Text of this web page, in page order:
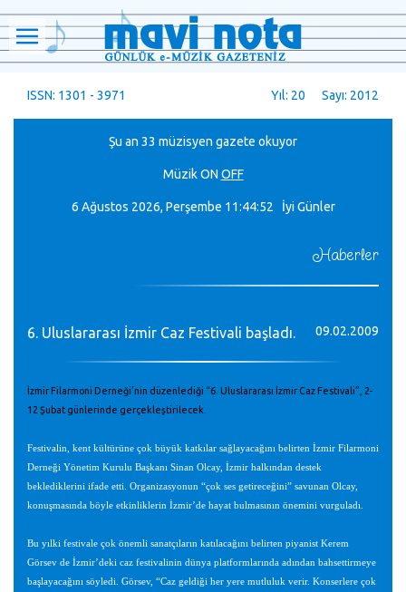
ISSN: 1301 - 3971 Yıl: 20 Sayı: 2012
Şu an 33 müzisyen gazete okuyor
MüzikON OFF
6 Ağustos 2026, Perşembe 11:44:53 İyi Günler
Haberler
6. Uluslararası İzmir Caz Festivali başladı. 09.02.2009
İzmir Filarmoni Derneği’nin düzenlediği “6. Uluslararası İzmir Caz Festivali”, 2-
12 Şubat günlerinde gerçekleştirilecek.
Festivalin, kent kültürüne çok büyük katkılar sağlayacağını belirten İzmir Filarmoni
Derneği Yönetim Kurulu Başkanı Sinan Olcay, İzmir halkından destek
beklediklerini ifade etti. Organizasyonun “çok ses getireceğini” savunan Olcay,
konuşmasında böyle etkinliklerin İzmir’de hayat bulmasının önemini vurguladı.
Bu yılki festivale çok önemli sanatçıların katılacağını belirten piyanist Kerem
Görsev de İzmir’deki caz festivalinin dünya platformlarında adından bahsettirmeye
başlayacağını söyledi. Görsev, “Caz geldiği her yere mutluluk verir. Konserlere çok